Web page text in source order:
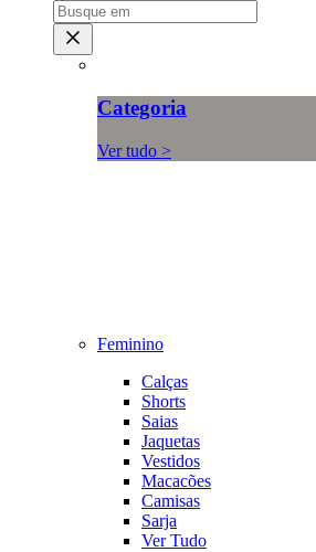
Categoria
Ver tudo >
Feminino
Calças
Shorts
Saias
Jaquetas
Vestidos
Macacões
Camisas
Sarja
Ver Tudo